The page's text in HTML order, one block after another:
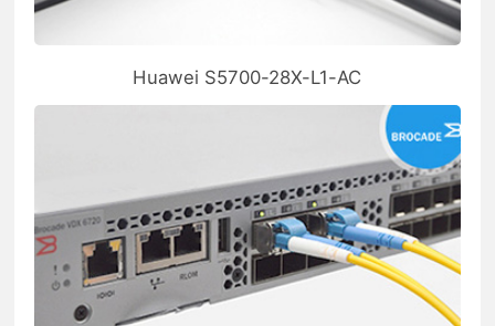
Huawei S5700-28X-L1-AC